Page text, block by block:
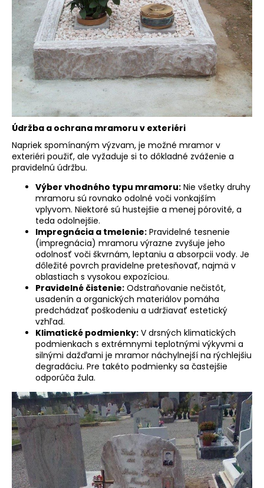
Údržba a ochrana mramoru v exteriéri
Napriek spomínaným výzvam, je možné mramor v
exteriéri použiť, ale vyžaduje si to dôkladné zváženie a
pravidelnú údržbu.
Výber vhodného typu mramoru: Nie všetky druhy
mramoru sú rovnako odolné voči vonkajším
vplyvom. Niektoré sú hustejšie a menej pórovité, a
teda odolnejšie.
Impregnácia a tmelenie: Pravidelné tesnenie
(impregnácia) mramoru výrazne zvyšuje jeho
odolnosť voči škvrnám, leptaniu a absorpcii vody. Je
dôležité povrch pravidelne pretesňovať, najmä v
oblastiach s vysokou expozíciou.
Pravidelné čistenie: Odstraňovanie nečistôt,
usadenín a organických materiálov pomáha
predchádzať poškodeniu a udržiavať estetický
vzhľad.
Klimatické podmienky: V drsných klimatických
podmienkach s extrémnymi teplotnými výkyvmi a
silnými dažďami je mramor náchylnejší na rýchlejšiu
degradáciu. Pre takéto podmienky sa častejšie
odporúča žula.